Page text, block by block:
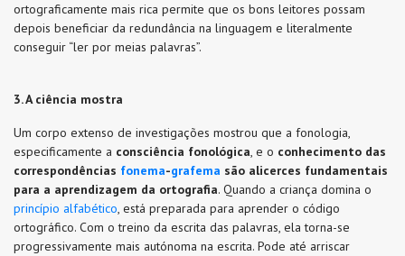
ortograficamente mais rica permite que os bons leitores possam
depois beneficiar da redundância na linguagem e literalmente
conseguir “ler por meias palavras”.
3. A ciência mostra
Um corpo extenso de investigações mostrou que a fonologia,
especificamente a consciência fonológica, e o conhecimento das
correspondências fonema-grafema são alicerces fundamentais
para a aprendizagem da ortografia. Quando a criança domina o
princípio alfabético, está preparada para aprender o código
ortográfico. Com o treino da escrita das palavras, ela torna-se
progressivamente mais autónoma na escrita. Pode até arriscar